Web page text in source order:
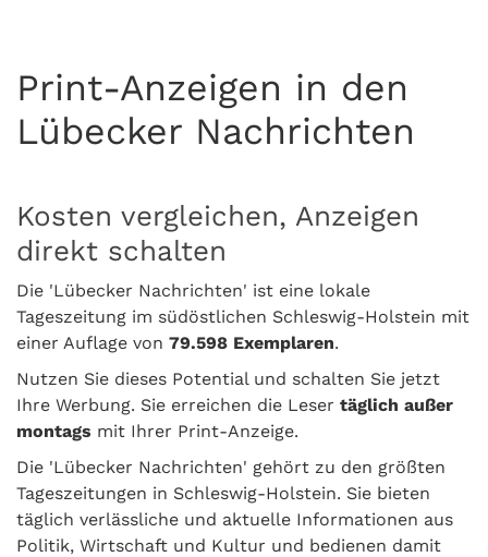
Print-Anzeigen in den
Lübecker Nachrichten
Kosten vergleichen, Anzeigen
direkt schalten
Die 'Lübecker Nachrichten' ist eine lokale
Tageszeitung im südöstlichen Schleswig-Holstein mit
einer Auflage von 79.598 Exemplaren.
Nutzen Sie dieses Potential und schalten Sie jetzt
Ihre Werbung. Sie erreichen die Leser täglich außer
montags mit Ihrer Print-Anzeige.
Die 'Lübecker Nachrichten' gehört zu den größten
Tageszeitungen in Schleswig-Holstein. Sie bieten
täglich verlässliche und aktuelle Informationen aus
Politik, Wirtschaft und Kultur und bedienen damit